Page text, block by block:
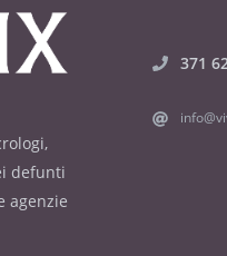
defunti
agenzie
371